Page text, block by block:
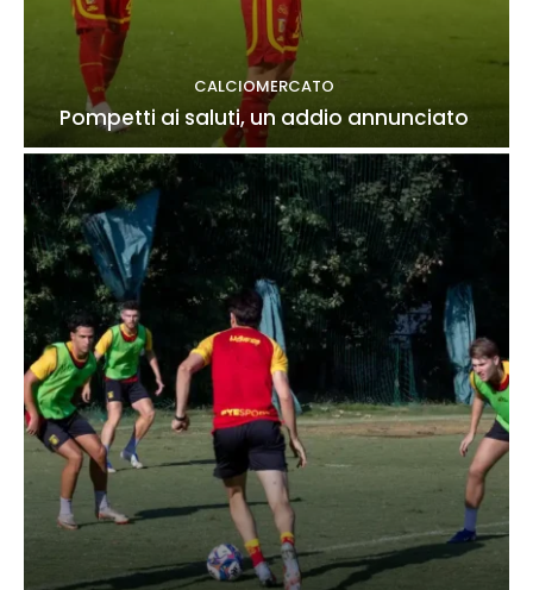
CALCIOMERCATO
Pompetti ai saluti, un addio annunciato